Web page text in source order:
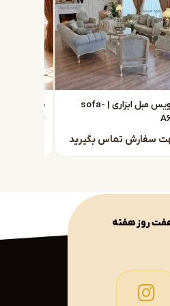
سرویس مبل ابزاری | sofa-
A666
هفت روز هفته